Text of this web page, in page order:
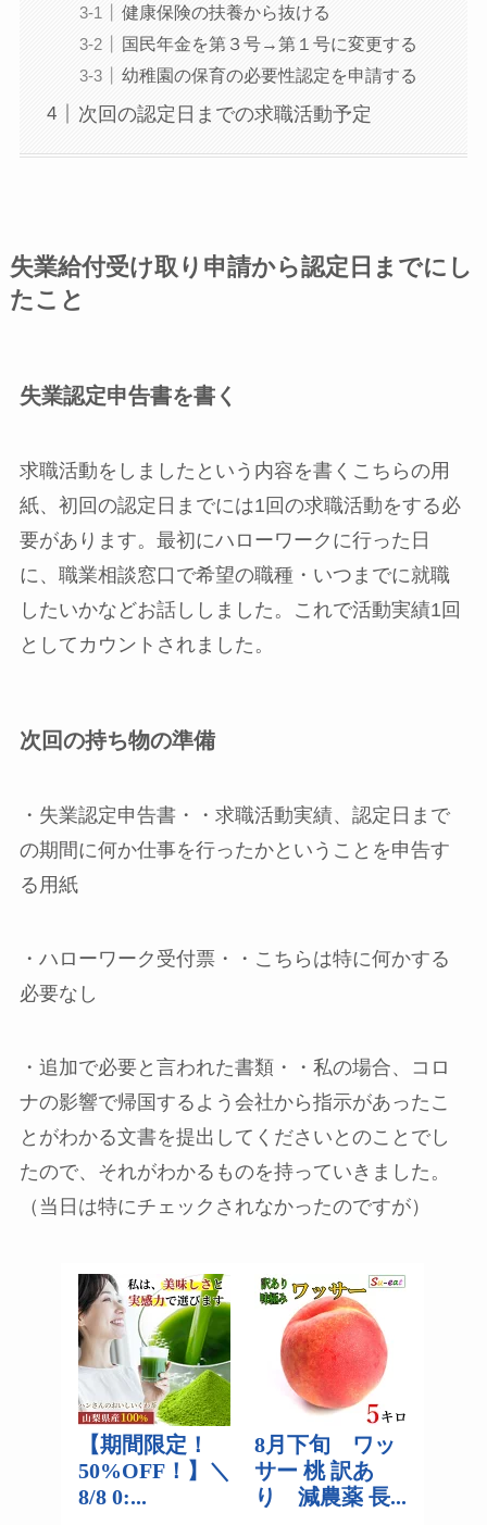
健康保険の扶養から抜ける
国民年金を第３号→第１号に変更する
幼稚園の保育の必要性認定を申請する
次回の認定日までの求職活動予定
失業給付受け取り申請から認定日までにし
たこと
失業認定申告書を書く
求職活動をしましたという内容を書くこちらの用
紙、 初回の認定日までには1回の求職活動をする必
要があります。最初にハローワークに行った日
に、職業相談窓口で希望の職種・いつまでに就職
したいかなどお話ししました。これで活動実績1回
としてカウントされました。
次回の持ち物の準備
・ 失業認定申告書・・求職活動実績、認定日まで
の期間に何か仕事を行ったかということを申告す
る用紙
・ ハローワーク受付票・・こちらは特に何かする
必要なし
・ 追加で必要と言われた書類・・私の場合、コロ
ナの影響で帰国するよう会社から指示があったこ
とがわかる文書を提出してくださいとのことでし
たので、それがわかるものを持っていきました。
（当日は特にチェックされなかったのですが）